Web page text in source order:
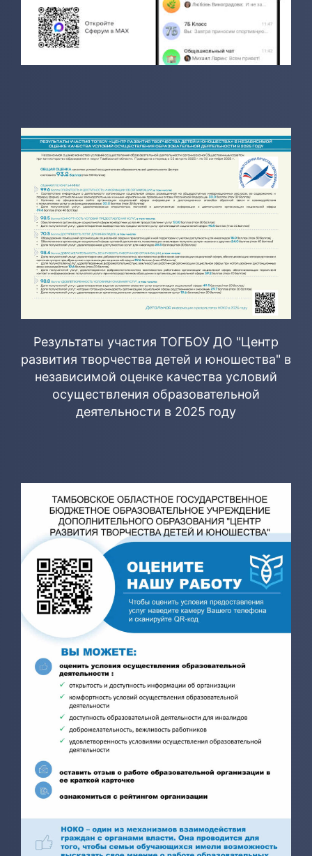
Результаты участия ТОГБОУ ДО "Центр
развития творчества детей и юношества" в
независимой оценке качества условий
осуществления образовательной
деятельности в 2025 году